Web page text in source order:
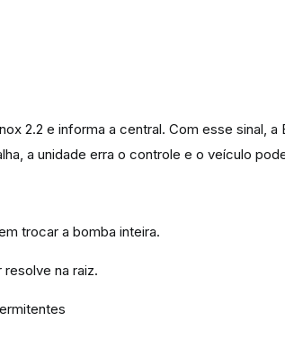
2.2 e informa a central. Com esse sinal,
a unidade erra o controle e o veículo
trocar a bomba inteira.
na raiz.